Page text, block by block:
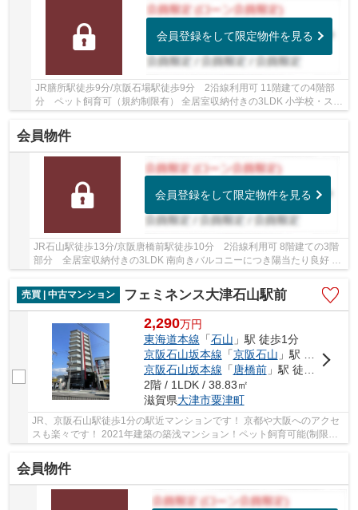
会員登録をして限定物件を見る
JR膳所駅徒歩9分/京阪石場駅徒歩9分 2沿線利用可 11階建ての4階部
分 ペット飼育可（規約制限有） 全居室収納付きの3LDK 小学校・スー
パー徒歩10分圏内です
会員物件
会員登録をして限定物件を見る
JR石山駅徒歩13分/京阪唐橋前駅徒歩10分 2沿線利用可 8階建ての3階
部分 全居室収納付きの3LDK 南向きバルコニーにつき陽当たり良好 小
学校・スーパー徒歩10分圏内です
売買 | 中古マンション
フェミネンス大津石山駅前
2,290万円
東海道本線 「石山 」駅 徒歩1分
京阪石山坂本線 「京阪石山 」駅 徒歩1分
京阪石山坂本線 「 唐橋前」駅 徒歩10分
2階 / 1LDK / 38.83㎡
滋賀県大津市粟津町
JR、京阪石山駅徒歩1分の駅近マンションです！ 京都や大阪へのアクセ
スも楽々です！ 2021年建築の築浅マンション！ペット飼育可能(制限
有)！ 雨風を凌ぐ「内廊下」が採用されています！
会員物件